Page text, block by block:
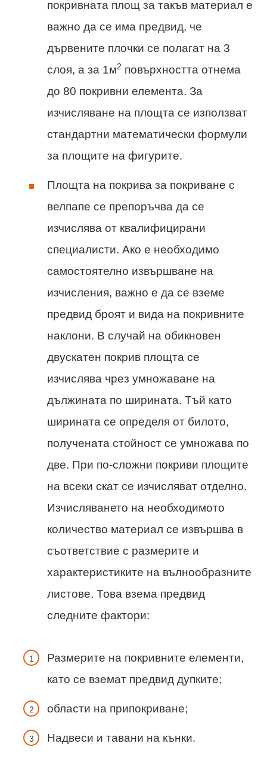
покривната площ за такъв материал е
важно да се има предвид, че
дървените плочки се полагат на 3
слоя, а за 1м2 повърхността отнема
до 80 покривни елемента. За
изчисляване на площта се използват
стандартни математически формули
за площите на фигурите.
Площта на покрива за покриване с
велпапе се препоръчва да се
изчислява от квалифицирани
специалисти. Ако е необходимо
самостоятелно извършване на
изчисления, важно е да се вземе
предвид броят и вида на покривните
наклони. В случай на обикновен
двускатен покрив площта се
изчислява чрез умножаване на
дължината по ширината. Тъй като
ширината се определя от билото,
получената стойност се умножава по
две. При по-сложни покриви площите
на всеки скат се изчисляват отделно.
Изчисляването на необходимото
количество материал се извършва в
съответствие с размерите и
характеристиките на вълнообразните
листове. Това взема предвид
следните фактори:
Размерите на покривните елементи,
като се вземат предвид дупките;
области на припокриване;
Надвеси и тавани на кънки.